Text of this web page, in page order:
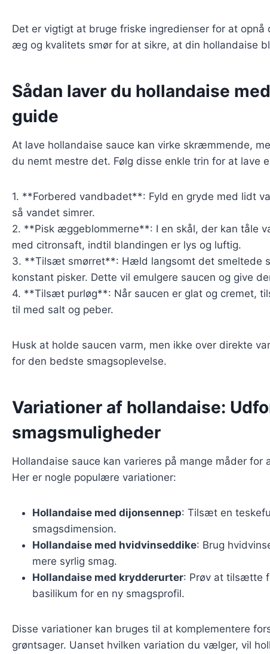
Det er vigtigt at bruge friske ingredienser for at
æg og kvalitets smør for at sikre, at din hollandaise
Sådan laver du hollandaise
guide
At lave hollandaise sauce kan virke skræmmende,
du nemt mestre det. Følg disse enkle trin for at lave
1. **Forbered vandbadet**: Fyld en gryde med lidt
så vandet simrer.
2. **Pisk æggeblommerne**: I en skål, der kan tåle
med citronsaft, indtil blandingen er lys og luftig.
3. **Tilsæt smørret**: Hæld langsomt det smeltede
konstant pisker. Dette vil emulgere saucen og give
4. **Tilsæt purløg**: Når saucen er glat og cremet,
til med salt og peber.
Husk at holde saucen varm, men ikke over direkte
for den bedste smagsoplevelse.
Variationer af hollandaise:
smagsmuligheder
Hollandaise sauce kan varieres på mange måder
Her er nogle populære variationer:
Hollandaise med dijonsennep: Tilsæt en
smagsdimension.
Hollandaise med hvidvinseddike: Brug
mere syrlig smag.
Hollandaise med krydderurter: Prøv at tilsætte
basilikum for en ny smagsprofil.
Disse variationer kan bruges til at komplementere
grøntsager. Uanset hvilken variation du vælger, vil